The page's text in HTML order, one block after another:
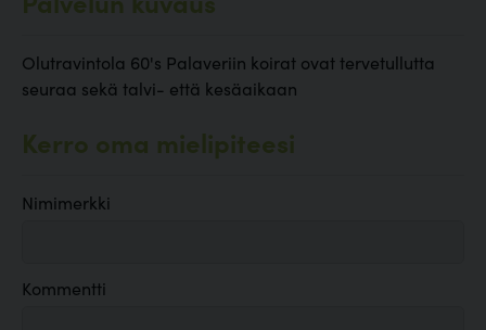
Olutravintola 60's Palaveriin koirat ovat tervetullutta
seuraa sekä talvi- että kesäaikaan
Kerro oma mielipiteesi
Nimimerkki
Kommentti